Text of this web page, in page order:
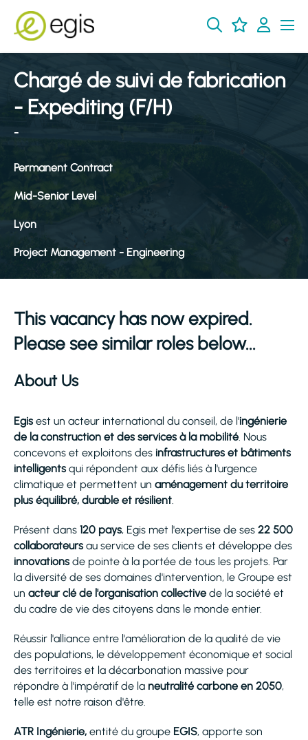
Chargé de suivi de fabrication
- Expediting (F/H)
-
Permanent Contract
Mid-Senior Level
Lyon
Project Management - Engineering
This vacancy has now expired.
Please see similar roles below...
About Us
Egis est un acteur international du conseil, de l'ingénierie
de la construction et des services à la mobilité. Nous
concevons et exploitons des infrastructures et bâtiments
intelligents qui répondent aux défis liés à l'urgence
climatique et permettent un aménagement du territoire
plus équilibré, durable et résilient.
Présent dans 120 pays, Egis met l'expertise de ses 22 500
collaborateurs au service de ses clients et développe des
innovations de pointe à la portée de tous les projets. Par
la diversité de ses domaines d'intervention, le Groupe est
un acteur clé de l'organisation collective de la société et
du cadre de vie des citoyens dans le monde entier.
Réussir l'alliance entre l'amélioration de la qualité de vie
des populations, le développement économique et social
des territoires et la décarbonation massive pour
répondre à l'impératif de la neutralité carbone en 2050,
telle est notre raison d'être.
ATR Ingénierie, entité du groupe EGIS, apporte son